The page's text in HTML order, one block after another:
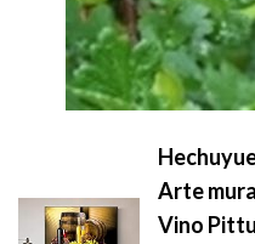
Arte
Vino